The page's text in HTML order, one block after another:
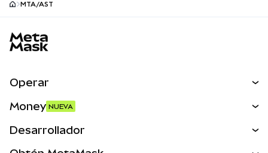
MTA/AST
Operar
Money NUEVA
Desarrollador